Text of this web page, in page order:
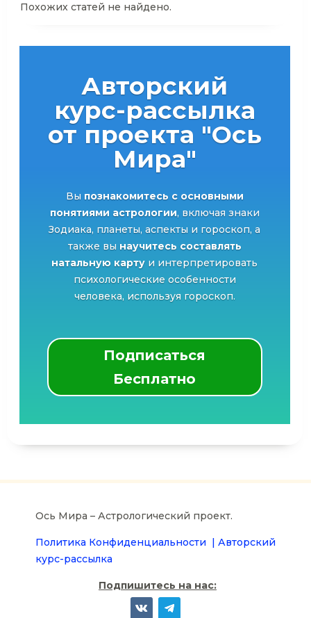
Похожих статей не найдено.
Авторский
курс-рассылка
от проекта "Ось
Мира"
Вы познакомитесь с основными
понятиями астрологии, включая знаки
Зодиака, планеты, аспекты и гороскоп, а
также вы научитесь составлять
натальную карту и интерпретировать
психологические особенности
человека, используя гороскоп.
Подписаться
Бесплатно
Ось Мира – Астрологический проект.
Политика Конфиденциальности | Авторский
курс-рассылка
Подпишитесь на нас: